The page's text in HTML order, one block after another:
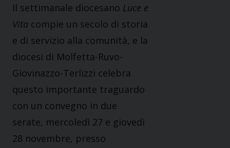
Il settimanale diocesano Luce e
Vita compie un secolo di storia
e di servizio alla comunità, e la
diocesi di Molfetta-Ruvo-
Giovinazzo-Terlizzi celebra
questo importante traguardo
con un convegno in due
serate, mercoledì 27 e giovedì
28 novembre, presso